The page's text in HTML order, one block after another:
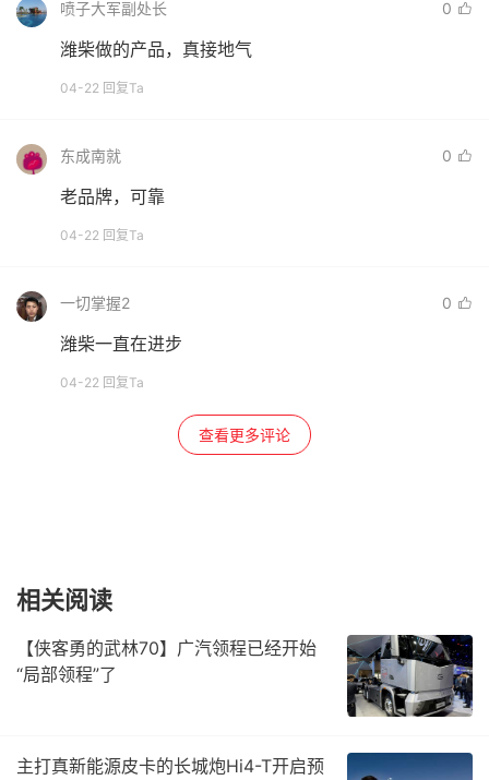
喷子大军副处长 0
潍柴做的产品，真接地气
04-22 回复Ta
东成南就 0
老品牌，可靠
04-22 回复Ta
一切掌握2 0
潍柴一直在进步
04-22 回复Ta
查看更多评论
相关阅读
【侠客勇的武林70】广汽领程已经开始
“局部领程”了
主打真新能源皮卡的长城炮Hi4-T开启预